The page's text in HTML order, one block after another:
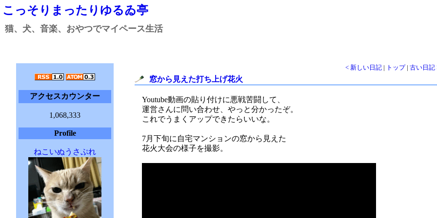
こっそりまったりゆるゐ亭
猫、犬、音楽、おやつでマイペース生活
アクセスカウンター
1,068,333
Profile
ねこいぬうさぷれ
< 新しい日記 | トップ| 古い日記
窓から見えた打ち上げ花火
Youtube動画の貼り付けに悪戦苦闘して、
運営さんに問い合わせ、やっと分かったぞ。
これでうまくアップできたらいいな。
7月下旬に自宅マンションの窓から見えた
花火大会の様子を撮影。